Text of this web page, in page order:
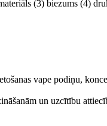
(3) biezums (4)
vape podiņu,
un uzcītību